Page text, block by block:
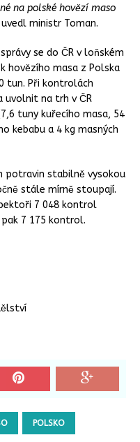
na polské hovězí maso
uvedl ministr Toman.
se do ČR v loňském
hovězího masa z Polska
tun. Při kontrolách
uvolnit na trh v ČR
tuny kuřecího masa, 54
kebabu a 4 kg masných
potravin stabilně vysokou
stále mírně stoupají.
7 048 kontrol
7 175 kontrol.
POLSKO